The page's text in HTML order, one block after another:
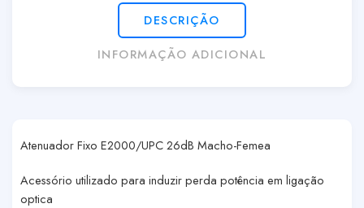
DESCRIÇÃO
INFORMAÇÃO ADICIONAL
Atenuador Fixo E2000/UPC 26dB Macho-Femea
Acessório utilizado para induzir perda potência em ligação
optica